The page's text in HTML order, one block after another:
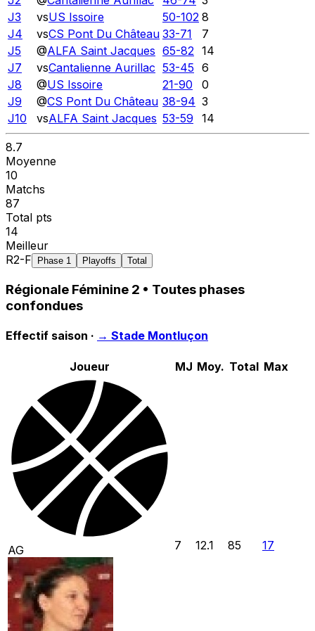
J3
vsUS Issoire 50-102 8
J4
vsCS Pont Du Château 33-71
7
J5
@ALFA Saint Jacques 65-82 14
J7
vsCantalienne Aurillac 53-45 6
J8
@US Issoire 21-90
0
J9
@CS Pont Du Château 38-94 3
J10
vsALFA Saint Jacques 53-59 14
8.7
Moyenne
10
Matchs
87
Total pts
14
Meilleur
R2-F
Phase 1 Playoffs Total
Régionale Féminine 2 • Toutes phases
confondues
Effectif saison · → Stade Montluçon
Joueur MJ Moy. Total Max
AG 7 12.1 85 17